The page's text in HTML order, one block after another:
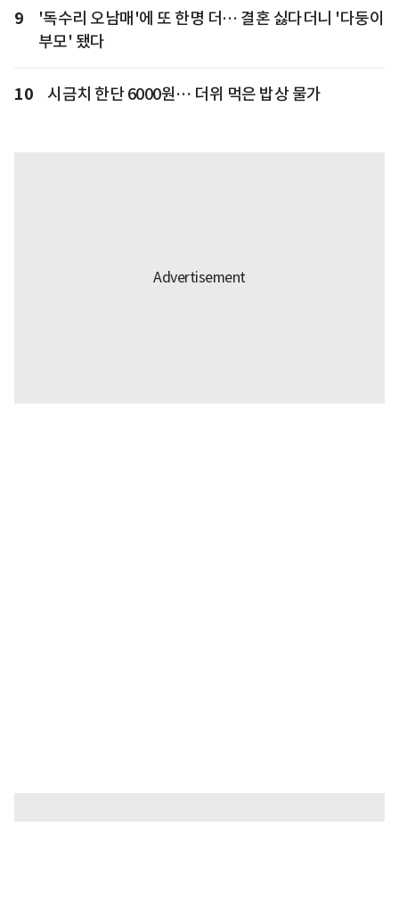
9
'독수리 오남매'에 또 한명 더… 결혼 싫다더니 '다둥이
부모' 됐다
10 시금치 한단 6000원… 더위 먹은 밥상 물가